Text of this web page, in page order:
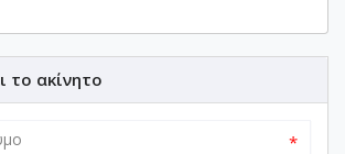
το ακίνητο
*